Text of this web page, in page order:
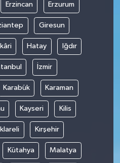
Erzincan Erzurum
Giresun
Hatay Iğdır
İzmir
Karabük Karaman
Kayseri Kilis
Kırşehir
Kütahya Malatya